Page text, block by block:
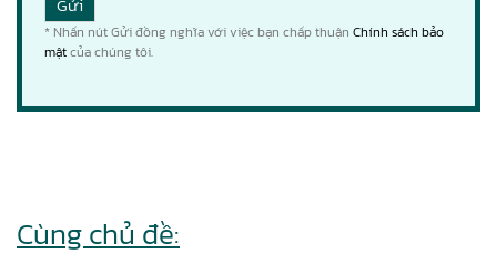
* Nhấn nút Gửi đồng nghĩa với việc bạn chấp thuận Chính sách bảo
mậtcủa chúng tôi.
Cùng chủ đề: